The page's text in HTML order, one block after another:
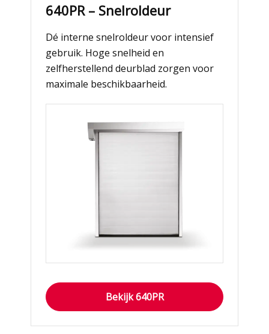
640PR – Snelroldeur
Dé interne snelroldeur voor intensief
gebruik. Hoge snelheid en
zelfherstellend deurblad zorgen voor
maximale beschikbaarheid.
Bekijk 640PR